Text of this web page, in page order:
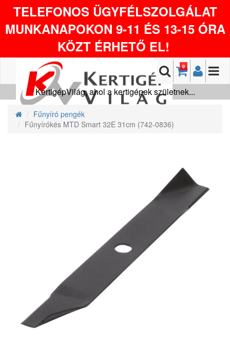
TELEFONOS ÜGYFÉLSZOLGÁLAT
MUNKANAPOKON 9-11 ÉS 13-15 ÓRA
KÖZT ÉRHETŐ EL!
0
KertigépVilág, ahol a kertigépek születnek...
Fűnyíró pengék
Fűnyírókés MTD Smart 32E 31cm (742-0836)